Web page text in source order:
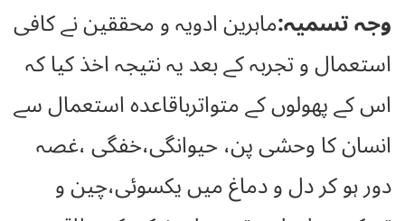
وجہ تسمیہ:ماہرین ادویہ و محققین نے کافی
استعمال و تجربہ کے بعد یہ نتیجہ اخذ کیا کہ
اس کے پھولوں کے متواترباقاعدہ استعمال سے
انسان کا وحشی پن، حیوانگی،خفگی ،غصہ
دور ہو کر دل و دماغ میں یکسوئی،چین و